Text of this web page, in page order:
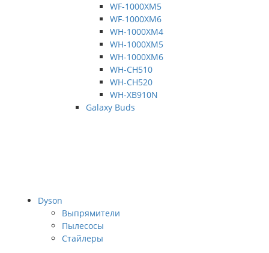
WF-1000XM5
WF-1000XM6
WH-1000XM4
WH-1000XM5
WH-1000XM6
WH-CH510
WH-CH520
WH-XB910N
Galaxy Buds
Dyson
Выпрямители
Пылесосы
Стайлеры